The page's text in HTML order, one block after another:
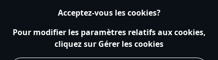
Acceptez-vous les cookies?
Pour modifier les paramètres relatifs aux cookies,
cliquez sur Gérer les cookies